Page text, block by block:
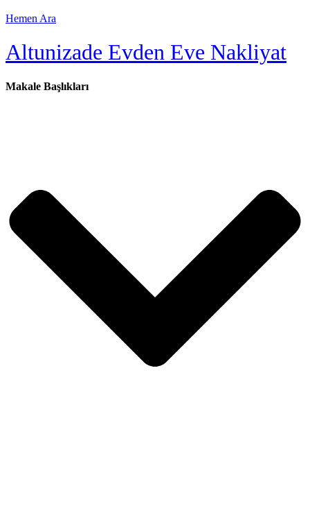
Hemen Ara
Altunizade Evden Eve Nakliyat
Makale Başlıkları